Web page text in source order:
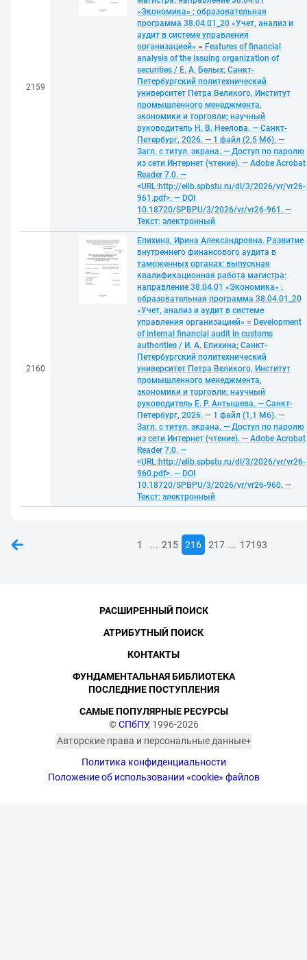
2159
«Экономика» ; образовательная
программа 38.04.01_20 «Учет, анализ и
аудит в системе управления
организацией» = Features of financial
analysis of the issuing organization of
securities / Е. А. Белых; Санкт-
Петербургский политехнический
университет Петра Великого, Институт
промышленного менеджмента,
экономики и торговли; научный
руководитель Н. В. Неелова. — Санкт-
Петербург, 2026. — 1 файл (2,5 Мб). —
Загл. с титул. экрана. — Доступ по паролю
из сети Интернет (чтение). — Adobe Acrobat
Reader 7.0. —
<URL:http://elib.spbstu.ru/dl/3/2026/vr/vr26-
961.pdf>. — DOI
10.18720/SPBPU/3/2026/vr/vr26-961. —
Текст: электронный
2160
Епихина, Ирина Александровна. Развитие
внутреннего финансового аудита в
таможенных органах: выпускная
квалификационная работа магистра:
направление 38.04.01 «Экономика» ;
образовательная программа 38.04.01_20
«Учет, анализ и аудит в системе
управления организацией» = Development
of internal financial audit in customs
authorities / И. А. Епихина; Санкт-
Петербургский политехнический
университет Петра Великого, Институт
промышленного менеджмента,
экономики и торговли; научный
руководитель Е. Р. Антышева. — Санкт-
Петербург, 2026. — 1 файл (1,1 Мб). —
Загл. с титул. экрана. — Доступ по паролю
из сети Интернет (чтение). — Adobe Acrobat
Reader 7.0. —
<URL:http://elib.spbstu.ru/dl/3/2026/vr/vr26-
960.pdf>. — DOI
10.18720/SPBPU/3/2026/vr/vr26-960. —
Текст: электронный
1 ... 215 216 217 ... 17193
©СПбПУ, 1996-2026
Авторские права и персональные данные
изображённых лиц в соответствии
с требованиями законодательства
Политика конфиденциальности
Положение об использовании «cookie» файлов
РАСШИРЕННЫЙ ПОИСК
АТРИБУТНЫЙ ПОИСК
КОНТАКТЫ
ФУНДАМЕНТАЛЬНАЯ БИБЛИОТЕКА
ПОСЛЕДНИЕ ПОСТУПЛЕНИЯ
САМЫЕ ПОПУЛЯРНЫЕ РЕСУРСЫ